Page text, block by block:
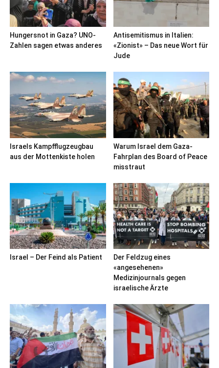
Hungersnot in Gaza? UNO-
Zahlen sagen etwas anderes
Antisemitismus in Italien:
«Zionist» – Das neue Wort für
Jude
Israels Kampfflugzeugbau
aus der Mottenkiste holen
Warum Israel dem Gaza-
Fahrplan des Board of Peace
misstraut
Israel – Der Feind als Patient
Der Feldzug eines
«angesehenen»
Medizinjournals gegen
israelische Ärzte